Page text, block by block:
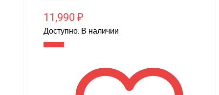
11,990 ₽
Доступно: В наличии